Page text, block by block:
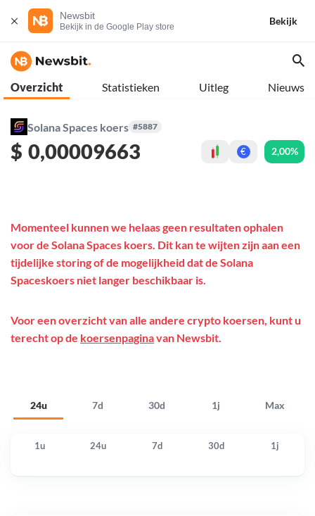
Newsbit
Bekijk in de Google Play store
Bekijk
Overzicht Statistieken Uitleg Nieuws
Solana Spaces koers #5887
$ 0,00009663 € 2,00%
24u 7d 30d 1j Max
Momenteel kunnen we helaas geen resultaten ophalen
voor de Solana Spaces koers. Dit kan te wijten zijn aan een
tijdelijke storing of de mogelijkheid dat de Solana
Spaceskoers niet langer beschikbaar is.
Voor een overzicht van alle andere crypto koersen, kunt u
terecht op de koersenpaginavan Newsbit.
1u 24u 7d 30d 1j